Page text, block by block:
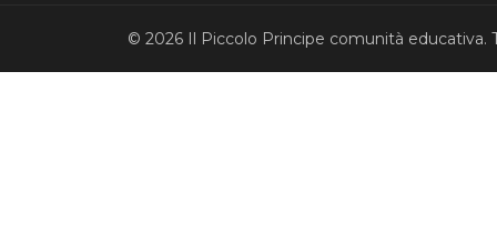
© 2026 Il Piccolo Principe comunità educativa.